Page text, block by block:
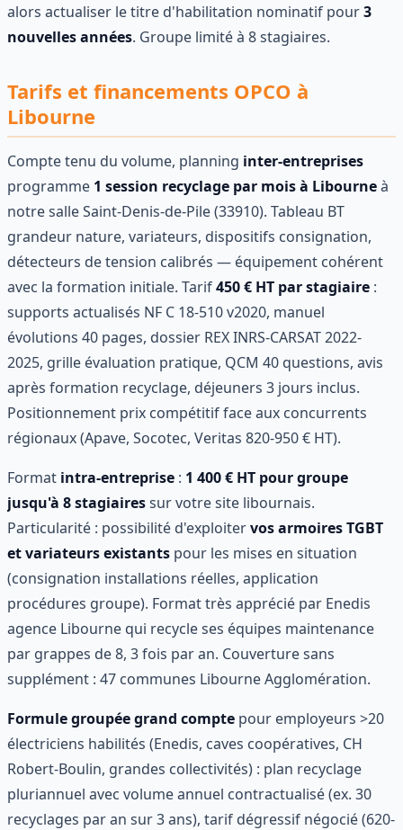
alors actualiser le titre d'habilitation nominatif pour3
nouvelles années. Groupe limité à 8 stagiaires.
Tarifs et financements OPCO à
Libourne
Compte tenu du volume, planning inter-entreprises
programme 1 session recyclage par mois à Libourneà
notre salle Saint-Denis-de-Pile (33910). Tableau BT
grandeur nature, variateurs, dispositifs consignation,
détecteurs de tension calibrés — équipement cohérent
avec la formation initiale. Tarif450 € HT par stagiaire :
supports actualisés NF C 18-510 v2020, manuel
évolutions 40 pages, dossier REX INRS-CARSAT 2022-
2025, grille évaluation pratique, QCM 40 questions, avis
après formation recyclage, déjeuners 3 jours inclus.
Positionnement prix compétitif face aux concurrents
régionaux (Apave, Socotec, Veritas 820-950 € HT).
Format intra-entreprise : 1 400 € HT pour groupe
jusqu'à 8 stagiairessur votre site libournais.
Particularité : possibilité d'exploitervos armoires TGBT
et variateurs existants pour les mises en situation
(consignation installations réelles, application
procédures groupe). Format très apprécié par Enedis
agence Libourne qui recycle ses équipes maintenance
par grappes de 8, 3 fois par an. Couverture sans
supplément : 47 communes Libourne Agglomération.
Formule groupée grand compte pour employeurs >20
électriciens habilités (Enedis, caves coopératives, CH
Robert-Boulin, grandes collectivités) : plan recyclage
pluriannuel avec volume annuel contractualisé (ex. 30
recyclages par an sur 3 ans), tarif dégressif négocié (620-